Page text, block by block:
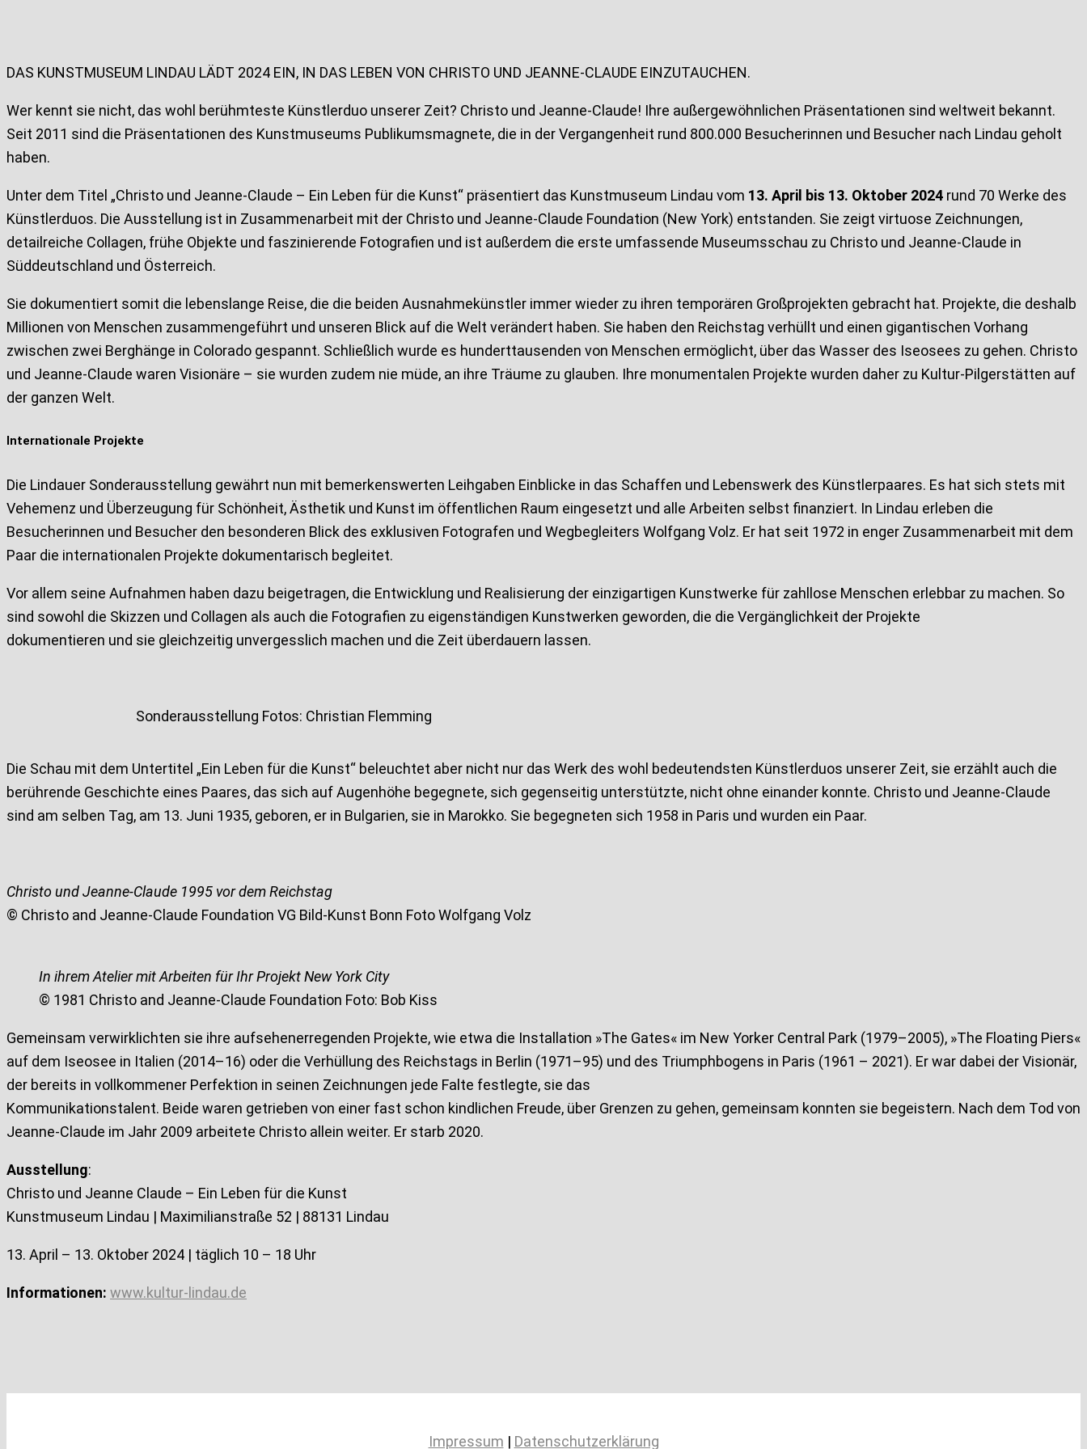
DAS KUNSTMUSEUM LINDAU LÄDT 2024 EIN, IN DAS LEBEN VON CHRISTO UND JEANNE-CLAUDE EINZUTAUCHEN.
Wer kennt sie nicht, das wohl berühmteste Künstlerduo unserer Zeit? Christo und Jeanne-Claude! Ihre außergewöhnlichen Präsentationen sind weltweit bekannt.
Seit 2011 sind die Präsentationen des Kunstmuseums Publikumsmagnete, die in der Vergangenheit rund 800.000 Besucherinnen und Besucher nach Lindau geholt
haben.
Unter dem Titel „Christo und Jeanne-Claude – Ein Leben für die Kunst“ präsentiert das Kunstmuseum Lindau vom 13. April bis 13. Oktober 2024 rund 70 Werke des
Künstlerduos. Die Ausstellung ist in Zusammenarbeit mit der Christo und Jeanne-Claude Foundation (New York) entstanden. Sie zeigt virtuose Zeichnungen,
detailreiche Collagen, frühe Objekte und faszinierende Fotografien und ist außerdem die erste umfassende Museumsschau zu Christo und Jeanne-Claude in
Süddeutschland und Österreich.
Sie dokumentiert somit die lebenslange Reise, die die beiden Ausnahmekünstler immer wieder zu ihren temporären Großprojekten gebracht hat. Projekte, die deshalb
Millionen von Menschen zusammengeführt und unseren Blick auf die Welt verändert haben. Sie haben den Reichstag verhüllt und einen gigantischen Vorhang
zwischen zwei Berghänge in Colorado gespannt. Schließlich wurde es hunderttausenden von Menschen ermöglicht, über das Wasser des Iseosees zu gehen. Christo
und Jeanne-Claude waren Visionäre – sie wurden zudem nie müde, an ihre Träume zu glauben. Ihre monumentalen Projekte wurden daher zu Kultur-Pilgerstätten auf
der ganzen Welt.
Internationale Projekte
Die Lindauer Sonderausstellung gewährt nun mit bemerkenswerten Leihgaben Einblicke in das Schaffen und Lebenswerk des Künstlerpaares. Es hat sich stets mit
Vehemenz und Überzeugung für Schönheit, Ästhetik und Kunst im öffentlichen Raum eingesetzt und alle Arbeiten selbst finanziert. In Lindau erleben die
Besucherinnen und Besucher den besonderen Blick des exklusiven Fotografen und Wegbegleiters Wolfgang Volz. Er hat seit 1972 in enger Zusammenarbeit mit dem
Paar die internationalen Projekte dokumentarisch begleitet.
Vor allem seine Aufnahmen haben dazu beigetragen, die Entwicklung und Realisierung der einzigartigen Kunstwerke für zahllose Menschen erlebbar zu machen. So
sind sowohl die Skizzen und Collagen als auch die Fotografien zu eigenständigen Kunstwerken geworden, die die Vergänglichkeit der Projekte
dokumentieren und sie gleichzeitig unvergesslich machen und die Zeit überdauern lassen.
Sonderausstellung Fotos: Christian Flemming
Die Schau mit dem Untertitel „Ein Leben für die Kunst“ beleuchtet aber nicht nur das Werk des wohl bedeutendsten Künstlerduos unserer Zeit, sie erzählt auch die
berührende Geschichte eines Paares, das sich auf Augenhöhe begegnete, sich gegenseitig unterstützte, nicht ohne einander konnte. Christo und Jeanne-Claude
sind am selben Tag, am 13. Juni 1935, geboren, er in Bulgarien, sie in Marokko. Sie begegneten sich 1958 in Paris und wurden ein Paar.
Christo und Jeanne-Claude 1995 vor dem Reichstag
© Christo and Jeanne-Claude Foundation VG Bild-Kunst Bonn Foto Wolfgang Volz
In ihrem Atelier mit Arbeiten für Ihr Projekt New York City
© 1981 Christo and Jeanne-Claude Foundation Foto: Bob Kiss
Gemeinsam verwirklichten sie ihre aufsehenerregenden Projekte, wie etwa die Installation »The Gates« im New Yorker Central Park (1979–2005), »The Floating Piers«
auf dem Iseosee in Italien (2014–16) oder die Verhüllung des Reichstags in Berlin (1971–95) und des Triumphbogens in Paris (1961 – 2021). Er war dabei der Visionär,
der bereits in vollkommener Perfektion in seinen Zeichnungen jede Falte festlegte, sie das
Kommunikationstalent. Beide waren getrieben von einer fast schon kindlichen Freude, über Grenzen zu gehen, gemeinsam konnten sie begeistern. Nach dem Tod von
Jeanne-Claude im Jahr 2009 arbeitete Christo allein weiter. Er starb 2020.
Ausstellung:
Christo und Jeanne Claude – Ein Leben für die Kunst
Kunstmuseum Lindau | Maximilianstraße 52 | 88131 Lindau
13. April – 13. Oktober 2024 | täglich 10 – 18 Uhr
Informationen: www.kultur-lindau.de
Impressum | Datenschutzerklärung